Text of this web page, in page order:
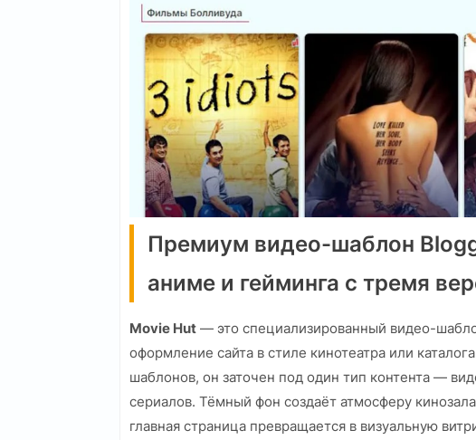
Премиум видео-шаблон
аниме и гейминга с тремя
Movie Hut — это специализированный видео-
оформление сайта в стиле кинотеатра или
шаблонов, он заточен под один тип контента —
сериалов. Тёмный фон создаёт атмосферу
главная страница превращается в визуальную